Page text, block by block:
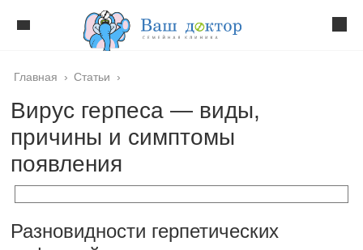
Главная › Статьи ›
Вирус герпеса — виды,
причины и симптомы
появления
Разновидности герпетических